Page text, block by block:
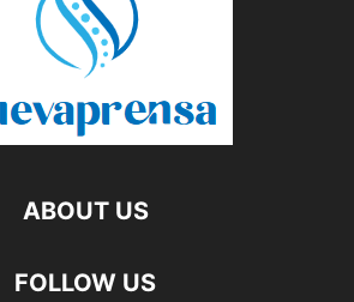
ABOUT US
FOLLOW US